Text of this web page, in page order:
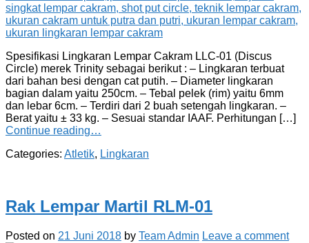
Spesifikasi Lingkaran Lempar Cakram LLC-01 (Discus
Circle) merek Trinity sebagai berikut : – Lingkaran terbuat
dari bahan besi dengan cat putih. – Diameter lingkaran
bagian dalam yaitu 250cm. – Tebal pelek (rim) yaitu 6mm
dan lebar 6cm. – Terdiri dari 2 buah setengah lingkaran. –
Berat yaitu ± 33 kg. – Sesuai standar IAAF. Perhitungan […]
Continue reading…
Categories: Atletik, Lingkaran
Rak Lempar Martil RLM-01
Posted on 21 Juni 2018 by Team Admin Leave a comment